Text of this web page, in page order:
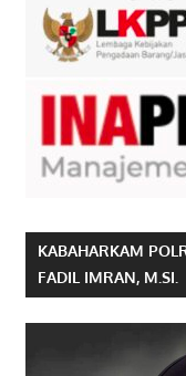
KABAHARKAM
FADIL IMRAN, M.SI.